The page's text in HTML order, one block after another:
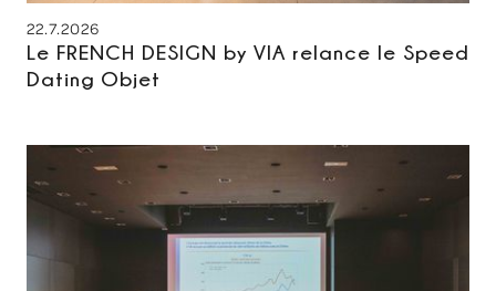
22.7.2026
Le FRENCH DESIGN by VIA relance le Speed
Dating Objet